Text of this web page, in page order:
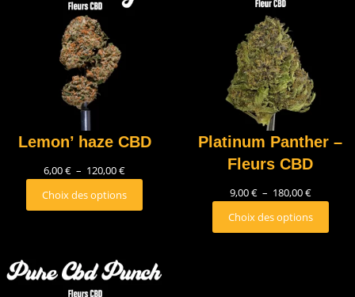
Lemon’ haze CBD
6,00€ – 120,00€
Choix des options
Platinum Panther –
Fleurs CBD
9,00€ – 180,00€
Choix des options